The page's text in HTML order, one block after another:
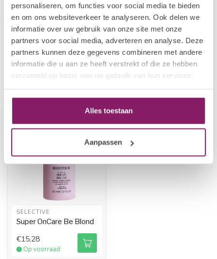
personaliseren, om functies voor social media te bieden
en om ons websiteverkeer te analyseren. Ook delen we
informatie over uw gebruik van onze site met onze
partners voor social media, adverteren en analyse. Deze
partners kunnen deze gegevens combineren met andere
informatie die u aan ze heeft verstrekt of die ze hebben
verzameld op basis van uw gebruik van hun services.
Alles toestaan
Aanpassen
Op voorraad
SELECTIVE
Smooth Beauty Milk
Op voorraad
€25,79
€20,63
Recent bekeken
SELECTIVE
Super OnCare Be Blond
€15,28
Op voorraad